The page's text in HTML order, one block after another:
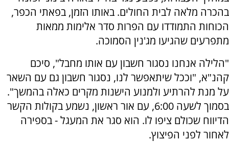
בהכרה מלאה לבית החולים. באותו הזמן, בפאתי הכפר,
הכוחות התמודדו עם הפרות סדר אלימות ממאות
מתפרעים שהגיעו מג'נין הסמוכה.
"הלילה אנחנו נסגור חשבון עם אותו מחבל", סיכם
קהנ"א, "וככל שיתאפשר לנו, נסגור חשבון גם עם השאר
על מנת להרתיע ולמנוע הישנות מקרים כאלה בהמשך".
בסמוך לשעה 6:00, עם אור ראשון, נשמע בקולות הקשר
הדיווח שכולם ציפו לו. הוא סגר את המעגל - בספירה
לאחור לפני הפיצוץ.